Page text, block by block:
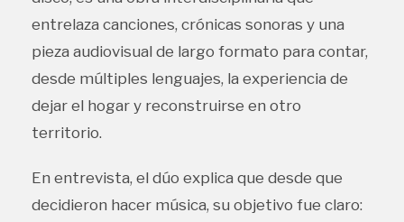
entrelaza canciones, crónicas sonoras y una
pieza audiovisual de largo formato para contar,
desde múltiples lenguajes, la experiencia de
dejar el hogar y reconstruirse en otro
territorio.
En entrevista, el dúo explica que desde que
decidieron hacer música, su objetivo fue claro: